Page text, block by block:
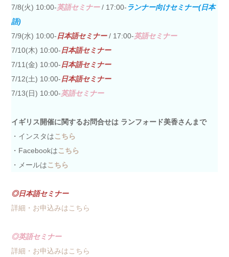
7/8(火) 10:00-英語セミナー/ 17:00- ランナー向けセミナー(日本
語)
7/9(水) 10:00-日本語セミナー/ 17:00-英語セミナー
7/10(木) 10:00-日本語セミナー
7/11(金) 10:00-日本語セミナー
7/12(土) 10:00-日本語セミナー
7/13(日) 10:00-英語セミナー
イギリス開催に関するお問合せは ランフォード美香さんまで
・インスタはこちら
・Facebookはこちら
・メールはこちら
◎日本語セミナー
詳細・お申込みはこちら
◎英語セミナー
詳細・お申込みはこちら